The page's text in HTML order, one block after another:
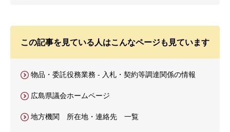
この記事を見ている人はこんなページも見ています
物品・委託役務業務 - 入札・契約等調達関係の情報
広島県議会ホームページ
地方機関 所在地・連絡先 一覧